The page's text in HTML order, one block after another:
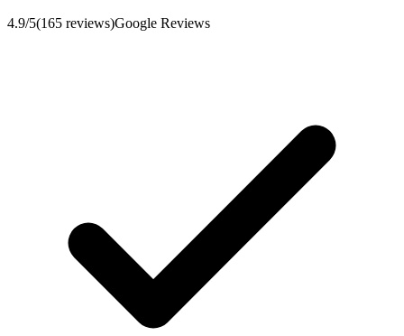
4.9/5(165 reviews)Google Reviews